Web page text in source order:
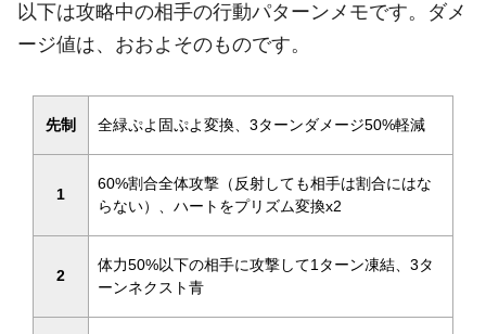
以下は攻略中の相手の行動パターンメモです。ダメ
ージ値は、おおよそのものです。
先制 全緑ぷよ固ぷよ変換、3ターンダメージ50%軽減
1
60%割合全体攻撃（反射しても相手は割合にはな
らない）、ハートをプリズム変換x2
2
体力50%以下の相手に攻撃して1ターン凍結、3タ
ーンネクスト青